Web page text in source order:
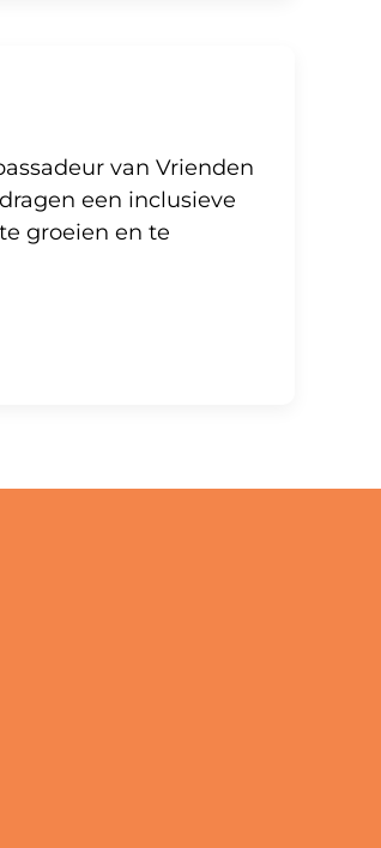
van Vrienden
een inclusieve
groeien en te